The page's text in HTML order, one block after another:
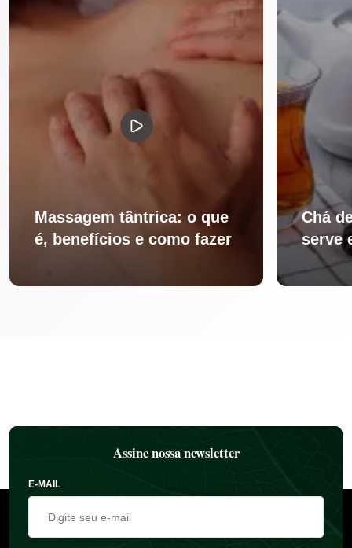
Massagem tântrica: o que
é, benefícios e como fazer
Chá
serve
Assine nossa newsletter
E-MAIL